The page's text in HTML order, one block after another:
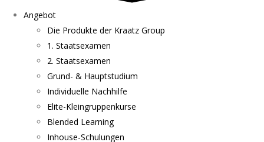
Angebot
Die Produkte der Kraatz Group
1. Staatsexamen
2. Staatsexamen
Grund- & Hauptstudium
Individuelle Nachhilfe
Elite-Kleingruppenkurse
Blended Learning
Inhouse-Schulungen